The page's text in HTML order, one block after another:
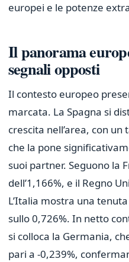
europei e le potenze
Il panorama
segnali opposti
Il contesto europeo
marcata. La Spagna si
crescita nell’area, con
che la pone
suoi partner. Seguono la
dell’1,166%, e il Regno
L’Italia mostra una
sullo 0,726%. In netto
si colloca la Germania,
pari a -0,239%,